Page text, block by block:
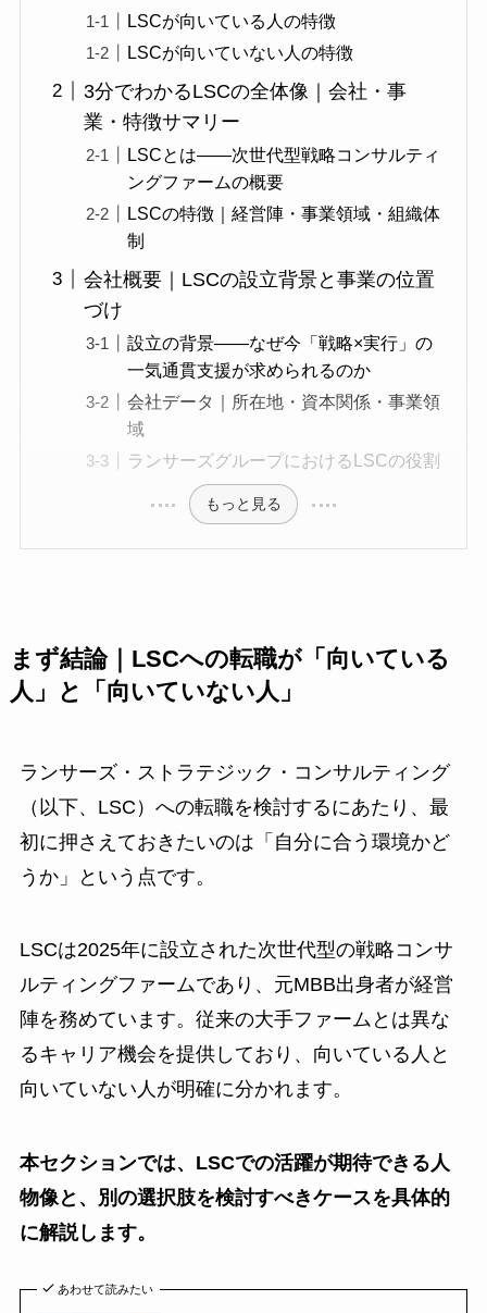
LSCが向いている人の特徴
LSCが向いていない人の特徴
3分でわかるLSCの全体像｜会社・事
業・特徴サマリー
LSCとは——次世代型戦略コンサルティ
ングファームの概要
LSCの特徴｜経営陣・事業領域・組織体
制
会社概要｜LSCの設立背景と事業の位置
づけ
設立の背景——なぜ今「戦略×実行」の
一気通貫支援が求められるのか
会社データ｜所在地・資本関係・事業領
域
ランサーズグループにおけるLSCの役割
もっと見る
まず結論｜LSCへの転職が「向いている
人」と「向いていない人」
ランサーズ・ストラテジック・コンサルティング
（以下、LSC）への転職を検討するにあたり、最
初に押さえておきたいのは「自分に合う環境かど
うか」という点です。
LSCは2025年に設立された次世代型の戦略コンサ
ルティングファームであり、元MBB出身者が経営
陣を務めています。従来の大手ファームとは異な
るキャリア機会を提供しており、向いている人と
向いていない人が明確に分かれます。
本セクションでは、LSCでの活躍が期待できる人
物像と、別の選択肢を検討すべきケースを具体的
に解説します。
あわせて読みたい